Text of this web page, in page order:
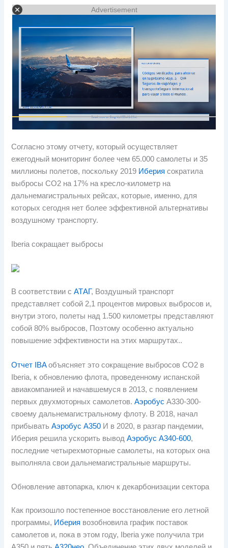
Advertisement
Согласно этому отчету, который осуществляет
ежегодный мониторинг более чем 65.000 самолеты и 35
миллионы полетов, поскольку 2019 Иберия сократила
выбросы CO2 на 17% на кресло-километр на
дальнемагистральных рейсах, которые, именно, для
которых сегодня нет более эффективной альтернативы
воздушному транспорту.
Iberia сокращает выбросы
В соответствии сАТАГ, Воздушный транспорт
представляет собой 2,1 процентов мировых выбросов и,
внутри этого, полеты над 1.500 километры представляют
собой 80% выбросов, Поэтому особенно актуально
повышение эффективности на этих маршрутах..
Отчет IBAобъясняет это сокращение выбросов CO2 в
Iberia, к обновлению флота, проведенному испанской
авиакомпанией и начавшемуся в 2013, с появлением
первых двухмоторных самолетов.Аэробус А330-300-
своему дальнемагистральному флоту. В 2018, начал
прибыватьАэробус А350 И в 2020, в разгар пандемии,
Иберия решила ускорить выводАэробус А340-600,
последние четырехмоторные самолеты, на которых она
выполняла свои дальнемагистральные маршруты.
Обновление автопарка, ключ к декарбонизации сектора
Как произошло постепенное восстановление его летной
программы, Иберия возобновила график поставок
самолетов и, пока в этом году, Iberia уже получила три